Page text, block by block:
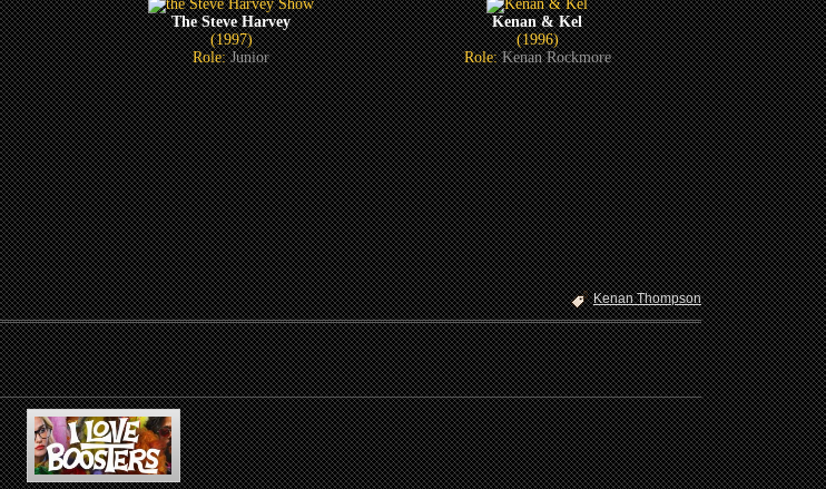
The Steve Harvey
(1997)
Role:Junior
Kenan & Kel
(1996)
Role:Kenan Rockmore
Kenan Thompson